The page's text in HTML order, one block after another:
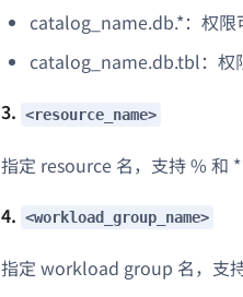
catalog_name.db.*：权限
catalog_name.db.tbl：权
3. <resource_name>
指定 resource 名，支持 % 和
4. <workload_group_name>
指定 workload group 名，支